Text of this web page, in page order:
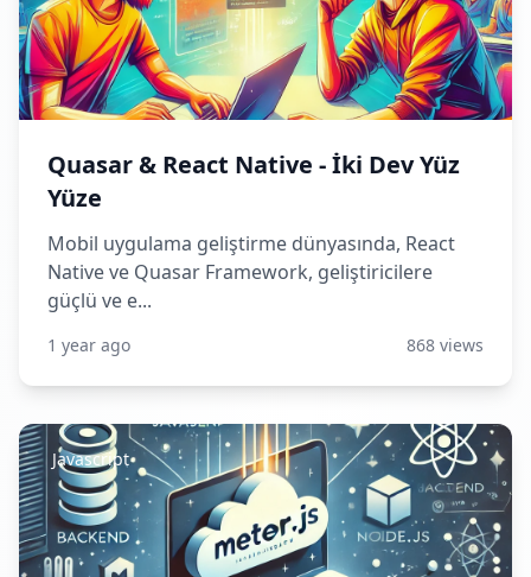
Quasar & React Native - İki Dev Yüz
Yüze
Mobil uygulama geliştirme dünyasında, React
Native ve Quasar Framework, geliştiricilere
güçlü ve e...
1 year ago 868 views
Javascript